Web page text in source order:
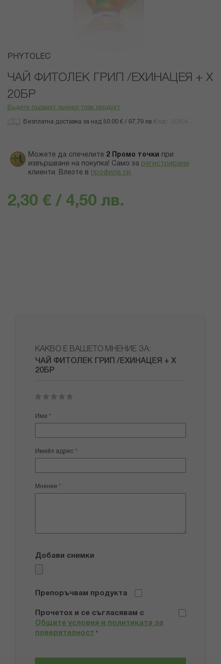
Преминете
началото
галерия
със
PHYTOLEC
ЧАЙ ФИТОЛЕК ГРИП /ЕХИНАЦЕЯ + Х
20БР
Бъдете първият оценил този продукт
Безплатна доставка за над 50.00 € / 97,79 лв.
Можете да спечелите 2 Промо точки
при
извършване на покупка! Само за регистрирани
клиенти. Влезте в профила си .
2,30 € / 4,50 лв.
КАКВО Е ВАШЕТО МНЕНИЕ ЗА:
ЧАЙ ФИТОЛЕК ГРИП /ЕХИНАЦЕЯ + Х
20БР
star
stars
stars
stars
stars
Име
Имейл адрес
Мнение
Добави снимки
Препоръчвам продукта
Прочетох и се съгласявам с
Общите условия и политиката за
поверителност *